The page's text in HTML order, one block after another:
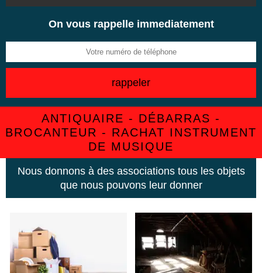
On vous rappelle immediatement
ANTIQUAIRE - DÉBARRAS -
BROCANTEUR - RACHAT INSTRUMENT
DE MUSIQUE
Nous donnons à des associations tous les objets
que nous pouvons leur donner